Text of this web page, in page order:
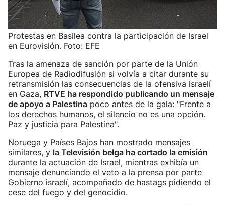
Protestas en Basilea contra la participación de Israel
en Eurovisión. Foto: EFE
Tras la amenaza de sanción por parte de la Unión
Europea de Radiodifusión si volvía a citar durante su
retransmisión las consecuencias de la ofensiva israelí
en Gaza, RTVE ha respondido publicando un mensaje
de apoyo a Palestina poco antes de la gala: "Frente a
los derechos humanos, el silencio no es una opción.
Paz y justicia para Palestina".
Noruega y Países Bajos han mostrado mensajes
similares, y la Televisión belga ha cortado la emisión
durante la actuación de Israel, mientras exhibía un
mensaje denunciando el veto a la prensa por parte
Gobierno israelí, acompañado de hastags pidiendo el
cese del fuego y del genocidio.